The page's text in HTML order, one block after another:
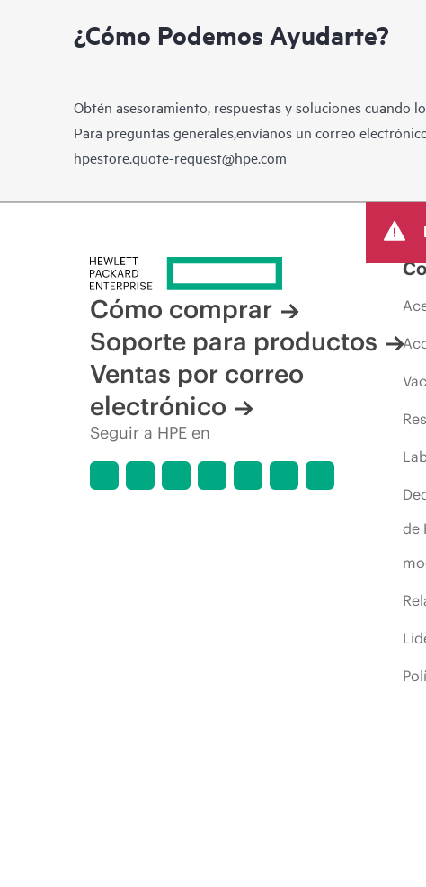
¿Cómo Podemos Ayudarte?
Obtén asesoramiento, respuestas y soluciones cuando
Para preguntas generales,envíanos un correo
hpestore.quote-request@hpe.com
Cómo comprar
Soporte para productos
Ventas por correo
electrónico
Seguir a HPE en
de